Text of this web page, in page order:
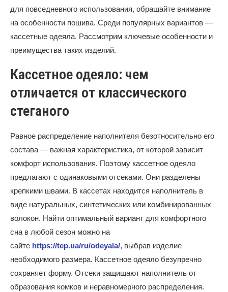
для повседневного использования, обращайте внимание
на особенности пошива. Среди популярных вариантов —
кассетные одеяла. Рассмотрим ключевые особенности и
преимущества таких изделий.
Кассетное одеяло: чем
отличается от классического
стеганого
Равное распределение наполнителя безотносительно его
состава — важная характеристика, от которой зависит
комфорт использования. Поэтому кассетное одеяло
предлагают с одинаковыми отсеками. Они разделены
крепкими швами. В кассетах находится наполнитель в
виде натуральных, синтетических или комбинированных
волокон. Найти оптимальный вариант для комфортного
сна в любой сезон можно на
сайте https://tep.ua/ru/odeyala/, выбрав изделие
необходимого размера. Кассетное одеяло безупречно
сохраняет форму. Отсеки защищают наполнитель от
образования комков и неравномерного распределения.